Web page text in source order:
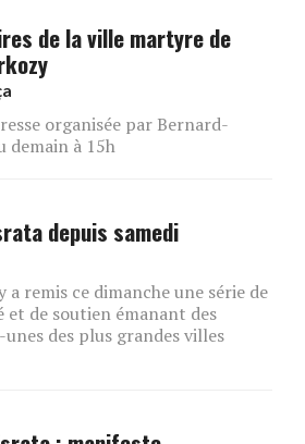
de la ville martyre de
organisée par Bernard-
demain à 15h
depuis samedi
remis ce dimanche une série de
de soutien émanant des
des plus grandes villes